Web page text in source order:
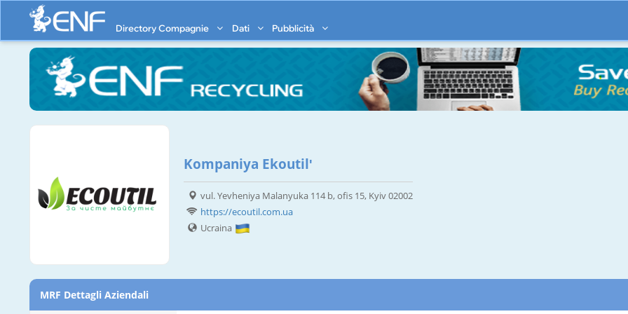
Directory Compagnie Dati Pubblicità
Kompaniya Ekoutilʹ
vul. Yevheniya Malanyuka 114 b, ofis 15, Kyiv 02002
https://ecoutil.com.ua
Ucraina
MRF Dettagli Aziendali